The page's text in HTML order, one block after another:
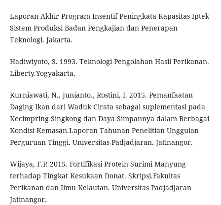
Laporan Akhir Program Insentif Peningkata Kapasitas Iptek
Sistem Produksi Badan Pengkajian dan Penerapan
Teknologi. Jakarta.
Hadiwiyoto, S. 1993. Teknologi Pengolahan Hasil Perikanan.
Liberty.Yogyakarta.
Kurniawati, N., Junianto., Rostini, I. 2015. Pemanfaatan
Daging Ikan dari Waduk Cirata sebagai suplementasi pada
Kecimpring Singkong dan Daya Simpannya dalam Berbagai
Kondisi Kemasan.Laporan Tahunan Penelitian Unggulan
Perguruan Tinggi. Universitas Padjadjaran. Jatinangor.
Wijaya, F.P. 2015. Fortifikasi Protein Surimi Manyung
terhadap Tingkat Kesukaan Donat. Skripsi.Fakultas
Perikanan dan Ilmu Kelautan. Universitas Padjadjaran
Jatinangor.